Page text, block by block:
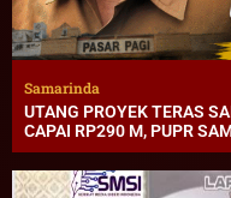
Samarinda
UTANG PROYEK TERAS
CAPAI RP290 M, PUPR